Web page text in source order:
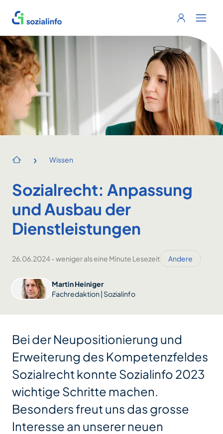
Sozialinfo
Login
Startseite
› Wissen
Sozialrecht: Anpassung
und Ausbau der
Dienstleistungen
26.06.2024 -weniger als eine Minute Lesezeit Andere
Martin Heiniger
Fachredaktion | Sozialinfo
Bei der Neupositionierung und
Erweiterung des Kompetenzfeldes
Sozialrecht konnte Sozialinfo 2023
wichtige Schritte machen.
Besonders freut uns das grosse
Interesse an unserer neuen